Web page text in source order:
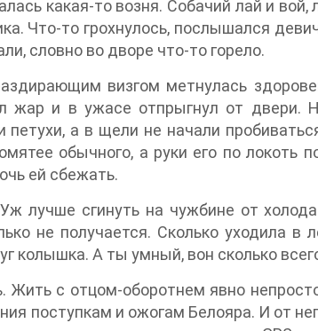
какая-то возня. Собачий лай и
Что-то грохнулось, послышался
словно во дворе что-то горело.
визгом метнулась
жар и в ужасе отпрыгнул от
петухи, а в щели не начали
обычного, а руки его по
ей сбежать.
лучше сгинуть на чужбине от
не получается. Сколько уходила в
колышка. А ты умный, вон сколько
Жить с отцом-оборотнем явно
поступкам и ожогам Белояра. И от